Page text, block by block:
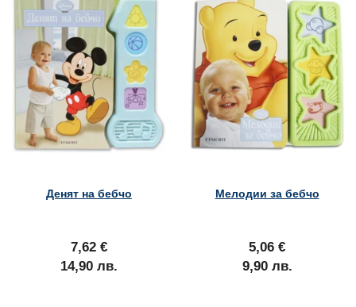
Денят на бебчо
7,62 €
14,90 лв.
Мелодии за бебчо
5,06 €
9,90 лв.